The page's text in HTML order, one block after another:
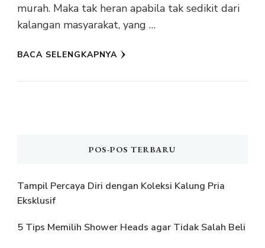
murah. Maka tak heran apabila tak sedikit dari
kalangan masyarakat, yang …
BACA SELENGKAPNYA
POS-POS TERBARU
Tampil Percaya Diri dengan Koleksi Kalung Pria
Eksklusif
5 Tips Memilih Shower Heads agar Tidak Salah Beli